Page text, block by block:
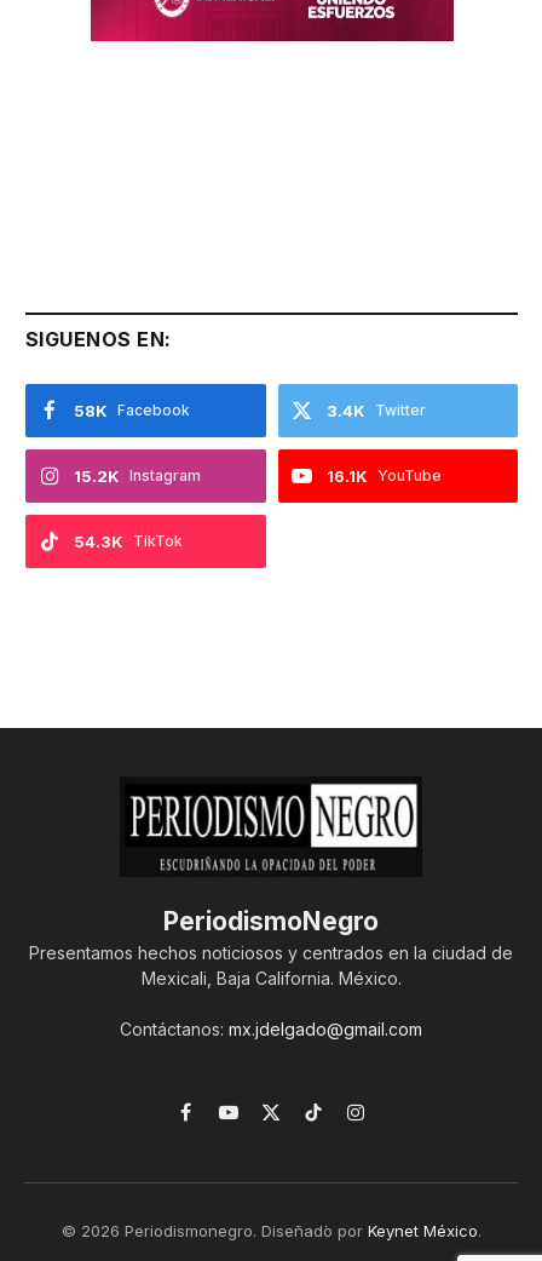
SIGUENOS EN:
Facebook
58K Twitter
3.4K
Instagram
15.2K YouTube
16.1K
TikTok
54.3K
PeriodismoNegro
Presentamos hechos noticiosos y centrados en la ciudad de
Mexicali, Baja California. México.
Contáctanos: mx.jdelgado@gmail.com
Facebook
YouTube
X
TikTokInstagram
© 2026 Periodismonegro. Diseñado por Keynet México.